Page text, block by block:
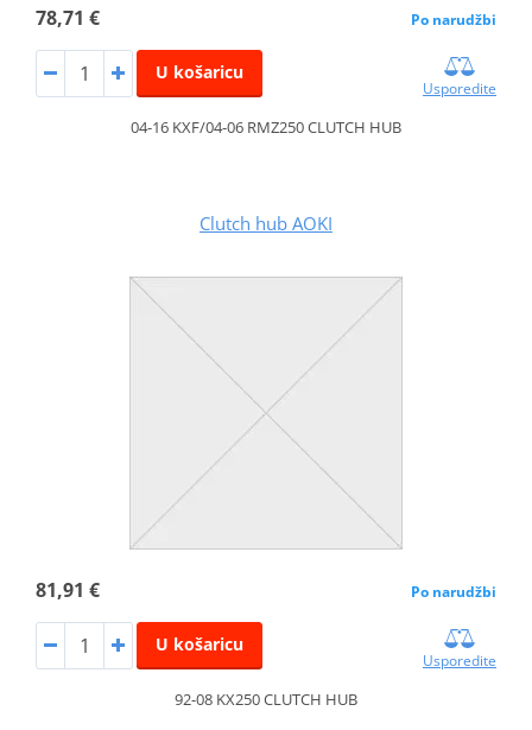
78,71 € Po narudžbi
U košaricu
Usporedite
04-16 KXF/04-06 RMZ250 CLUTCH HUB
Clutch hub AOKI
81,91 € Po narudžbi
U košaricu
Usporedite
92-08 KX250 CLUTCH HUB